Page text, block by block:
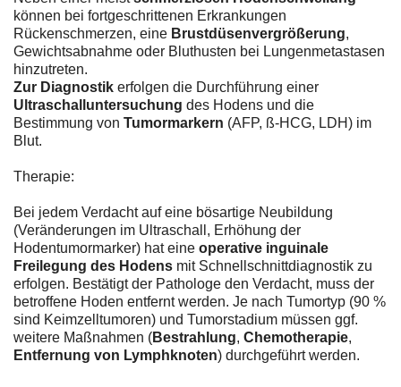
können bei fortgeschrittenen Erkrankungen
Rückenschmerzen, eine Brustdüsenvergrößerung,
Gewichtsabnahme oder Bluthusten bei Lungenmetastasen
hinzutreten.
Zur Diagnostik erfolgen die Durchführung einer
Ultraschalluntersuchung des Hodens und die
Bestimmung von Tumormarkern (AFP, ß-HCG, LDH) im
Blut.
Therapie:
Bei jedem Verdacht auf eine bösartige Neubildung
(Veränderungen im Ultraschall, Erhöhung der
Hodentumormarker) hat eine operative inguinale
Freilegung des Hodens mit Schnellschnittdiagnostik zu
erfolgen. Bestätigt der Pathologe den Verdacht, muss der
betroffene Hoden entfernt werden. Je nach Tumortyp (90 %
sind Keimzelltumoren) und Tumorstadium müssen ggf.
weitere Maßnahmen (Bestrahlung, Chemotherapie,
Entfernung von Lymphknoten) durchgeführt werden.